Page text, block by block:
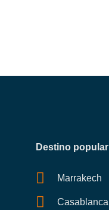
Destino popular
Marrakech
Casablanca